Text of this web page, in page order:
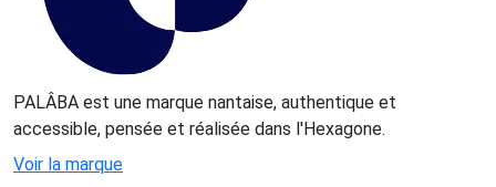
PALÂBA est une marque nantaise, authentique et
accessible, pensée et réalisée dans l'Hexagone.
Voir la marque